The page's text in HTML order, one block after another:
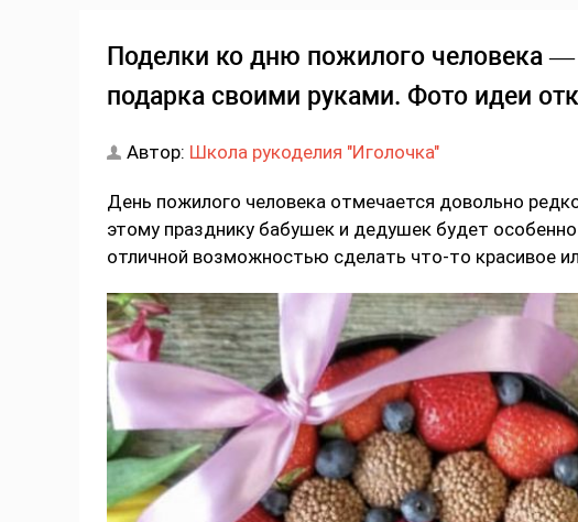
Поделки ко дню пожилого человека —
подарка своими руками. Фото идеи
Автор: Школа рукоделия "Иголочка"
День пожилого человека отмечается довольно
этому празднику бабушек и дедушек будет
отличной возможностью сделать что-то красивое